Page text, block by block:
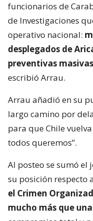
funcionarios de
de Investigaciones
operativo nacional:
desplegados de
preventivas
escribió Arrau.
Arrau añadió en su
largo camino por
para que Chile
todos queremos”.
Al posteo se sumó el
su posición respecto
el Crimen
mucho más que